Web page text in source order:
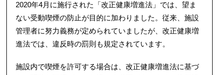
2020年4月に施行された「改正健康増進法」では、望ま
ない受動喫煙の防止が目的に加わりました。従来、施設
管理者に努力義務が定められていましたが、改正健康増
進法では、違反時の罰則も規定されています。
施設内で喫煙を許可する場合は、改正健康増進法に基づ